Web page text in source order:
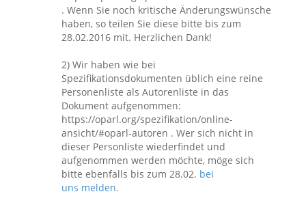
. Wenn Sie noch kritische Änderungswünsche
haben, so teilen Sie diese bitte bis zum
28.02.2016 mit. Herzlichen Dank!
2) Wir haben wie bei
Spezifikationsdokumenten üblich eine reine
Personenliste als Autorenliste in das
Dokument aufgenommen:
https://oparl.org/spezifikation/online-
ansicht/#oparl-autoren . Wer sich nicht in
dieser Personliste wiederfindet und
aufgenommen werden möchte, möge sich
bitte ebenfalls bis zum 28.02. bei
uns melden.